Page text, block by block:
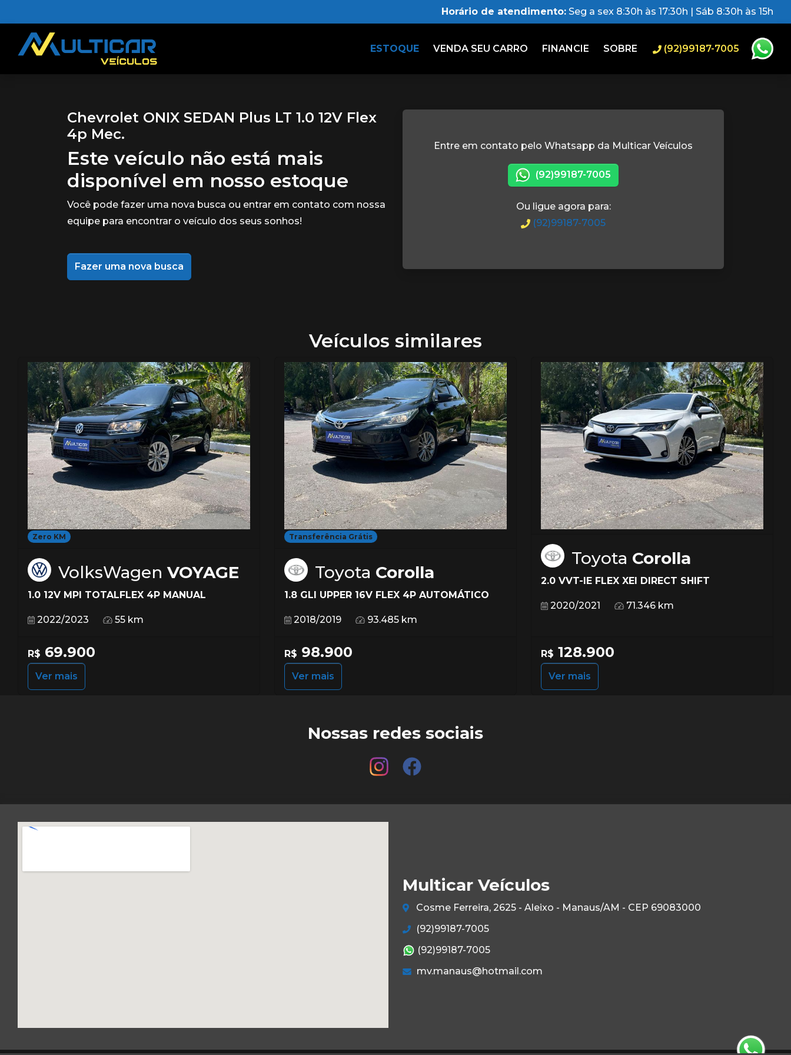
Horário de atendimento: Seg a sex 8:30h às 17:30h | Sáb 8:30h às 15h
ESTOQUE VENDA SEU CARRO FINANCIE SOBRE (92)99187-7005
Chevrolet ONIX SEDAN Plus LT 1.0 12V Flex
4p Mec.
Este veículo não está mais
disponível em nosso estoque
Você pode fazer uma nova busca ou entrar em contato com nossa
equipe para encontrar o veículo dos seus sonhos!
Fazer uma nova busca
Entre em contato pelo Whatsapp da Multicar Veículos
(92)99187-7005
Ou ligue agora para:
(92)99187-7005
Veículos similares
Zero KM
VolksWagen VOYAGE
1.0 12V MPI TOTALFLEX 4P MANUAL
2022/2023 55 km
R$ 69.900
Ver mais
Transferência Grátis
Toyota Corolla
1.8 GLI UPPER 16V FLEX 4P AUTOMÁTICO
2018/2019 93.485 km
R$ 98.900
Ver mais
Toyota Corolla
2.0 VVT-IE FLEX XEI DIRECT SHIFT
2020/2021 71.346 km
R$ 128.900
Ver mais
Nossas redes sociais
Multicar Veículos
Cosme Ferreira, 2625 - Aleixo - Manaus/AM - CEP 69083000
(92)99187-7005
(92)99187-7005
mv.manaus@hotmail.com